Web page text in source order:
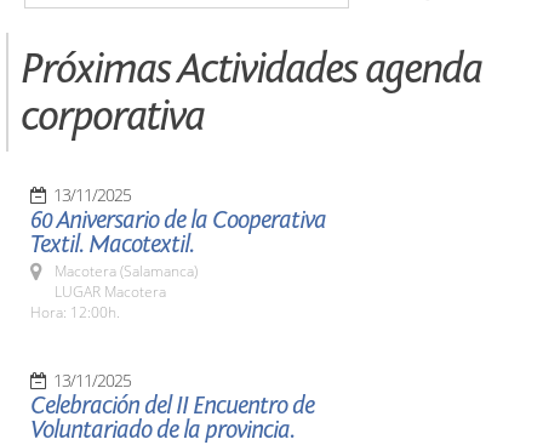
Próximas Actividades agenda
corporativa
13/11/2025
60 Aniversario de la Cooperativa
Textil. Macotextil.
Macotera (Salamanca)
LUGAR Macotera
Hora: 12:00h.
13/11/2025
Celebración del II Encuentro de
Voluntariado de la provincia.